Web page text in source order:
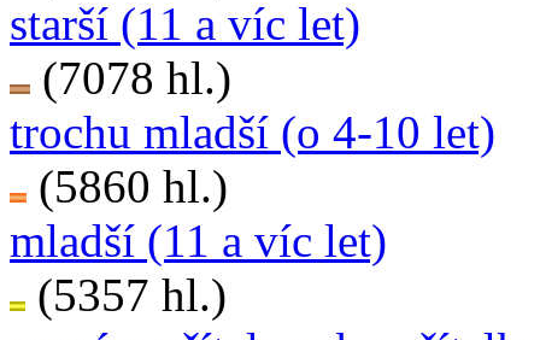
starší (11 a víc let)
(7078 hl.)
trochu mladší (o 4-10 let)
(5860 hl.)
mladší (11 a víc let)
(5357 hl.)